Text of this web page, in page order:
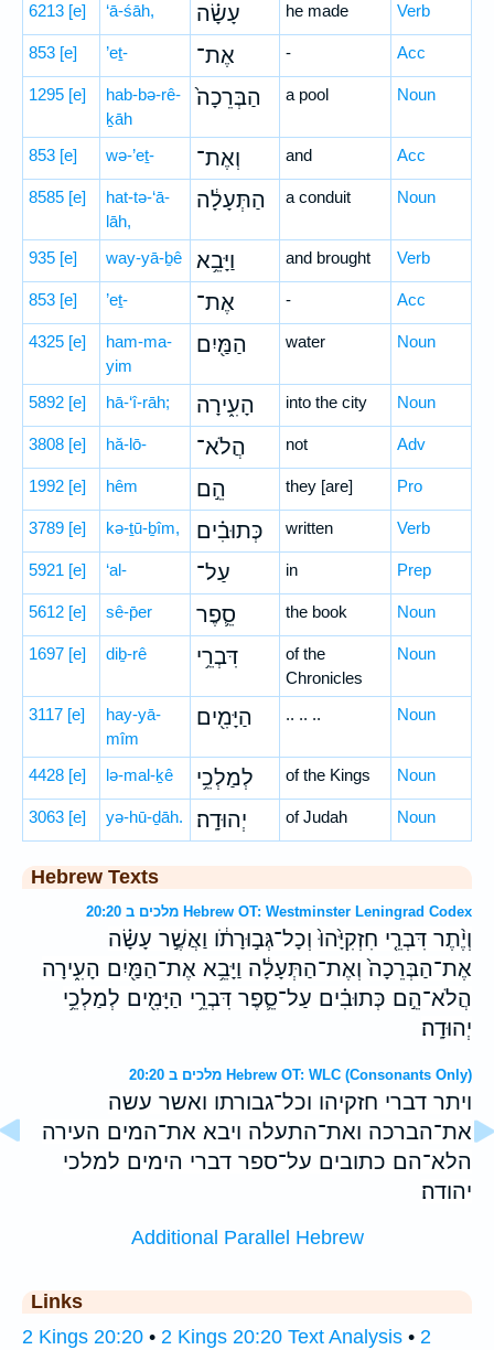
6213 [e] ‘ā-śāh, עָשָׂ֗ה he made Verb
853 [e] ’eṯ- אֶת־ - Acc
1295 [e]
hab-bə-rê-
ḵāh
הַבְּרֵכָה֙ a pool Noun
853 [e] wə-’eṯ- וְאֶת־ and Acc
8585 [e]
hat-tə-‘ā-
lāh,
הַתְּעָלָ֔ה a conduit Noun
935 [e] way-yā-ḇê וַיָּבֵ֥א and brought Verb
853 [e] ’eṯ- אֶת־ - Acc
4325 [e]
ham-ma-
yim
הַמַּ֖יִם water Noun
5892 [e] hā-‘î-rāh; הָעִ֑ירָה into the city Noun
3808 [e] hă-lō- הֲלֹא־ not Adv
1992 [e] hêm הֵ֣ם they [are] Pro
3789 [e] kə-ṯū-ḇîm, כְּתוּבִ֗ים written Verb
5921 [e] ‘al- עַל־ in Prep
5612 [e] sê-p̄er סֵ֛פֶר the book Noun
1697 [e] diḇ-rê דִּבְרֵ֥י
of the
Chronicles
Noun
3117 [e]
hay-yā-
mîm
הַיָּמִ֖ים .. .. .. Noun
4428 [e] lə-mal-ḵê לְמַלְכֵ֥י of the Kings Noun
3063 [e] yə-hū-ḏāh. יְהוּדָֽה׃ of Judah Noun
Hebrew Texts
מלכים ב 20:20 Hebrew OT: Westminster Leningrad Codex
וְיֶ֨תֶר דִּבְרֵ֤י חִזְקִיָּ֙הוּ֙ וְכָל־גְּב֣וּרָתֹ֔ו וַאֲשֶׁ֣ר עָשָׂ֗ה
אֶת־הַבְּרֵכָה֙ וְאֶת־הַתְּעָלָ֔ה וַיָּבֵ֥א אֶת־הַמַּ֖יִם הָעִ֑ירָה
הֲלֹא־הֵ֣ם כְּתוּבִ֗ים עַל־סֵ֛פֶר דִּבְרֵ֥י הַיָּמִ֖ים לְמַלְכֵ֥י
יְהוּדָֽה׃
מלכים ב 20:20 Hebrew OT: WLC (Consonants Only)
ויתר דברי חזקיהו וכל־גבורתו ואשר עשה
את־הברכה ואת־התעלה ויבא את־המים העירה
הלא־הם כתובים על־ספר דברי הימים למלכי
יהודה׃
Additional Parallel Hebrew
Links
2 Kings 20:20 • 2 Kings 20:20 Text Analysis • 2